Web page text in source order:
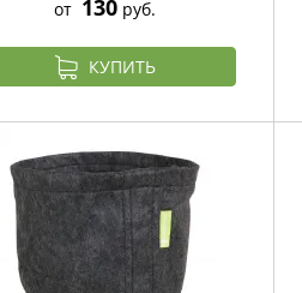
от 130руб.
КУПИТЬ